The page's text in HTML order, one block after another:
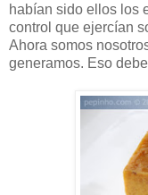
habían sido ellos los
control que ejercían
Ahora somos
generamos. Eso